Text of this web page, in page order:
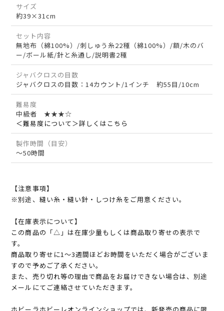
サイズ
約39×31cm
セット内容
無地布（綿100%）/刺しゅう糸22種（綿100%）/額/木のバ
ー/ボール紙/針と糸通し/説明書2種
ジャバクロスの目数
ジャバクロスの目数：14カウント/1インチ 約55目/10cm
難易度
中級者 ★★★☆
＜難易度について＞詳しくはこちら
製作時間（目安）
～50時間
【注意事項】
※別途、縫い糸・縫い針・しつけ糸をご用意ください。
【在庫表示について】
この商品の「△」は在庫少量もしくは商品取り寄せの表示で
す。
商品取り寄せに1～3週間ほどお時間をいただく場合がございま
すので予めご了承ください。
また、売り切れ等の理由で商品をお届けできない場合は、別途
メールにてご連絡させていただきます。